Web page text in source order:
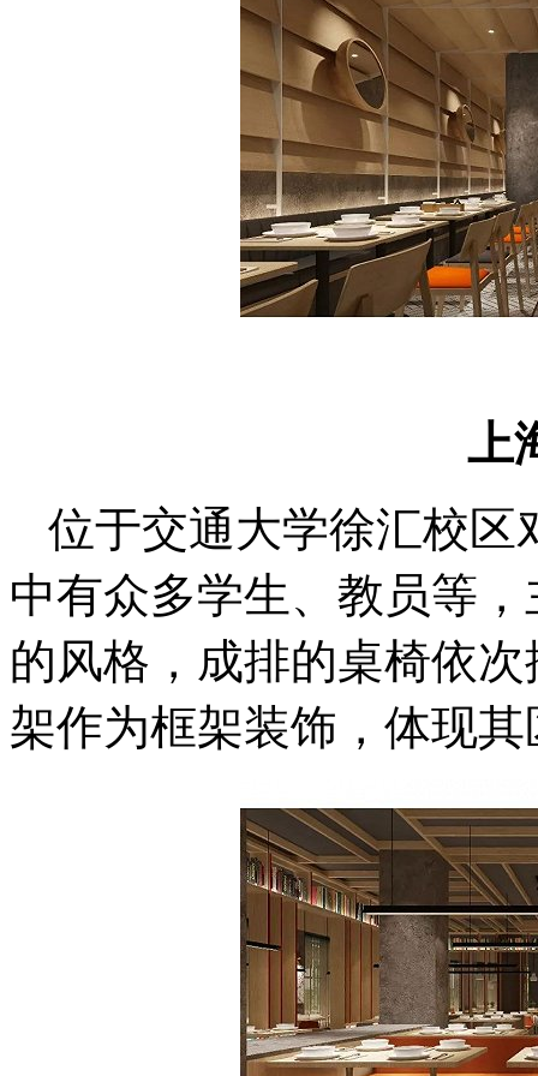
上
位于交通大学徐汇校区
中有众多学生、教员等
的风格，成排的桌椅依
架作为框架装饰，体现